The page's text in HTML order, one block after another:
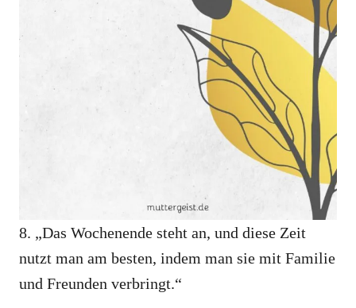
8. „Das Wochenende steht an, und diese Zeit
nutzt man am besten, indem man sie mit Familie
und Freunden verbringt.“